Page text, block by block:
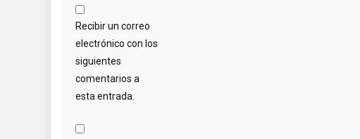
Recibir un correo
electrónico con los
siguientes
comentarios a
esta entrada.